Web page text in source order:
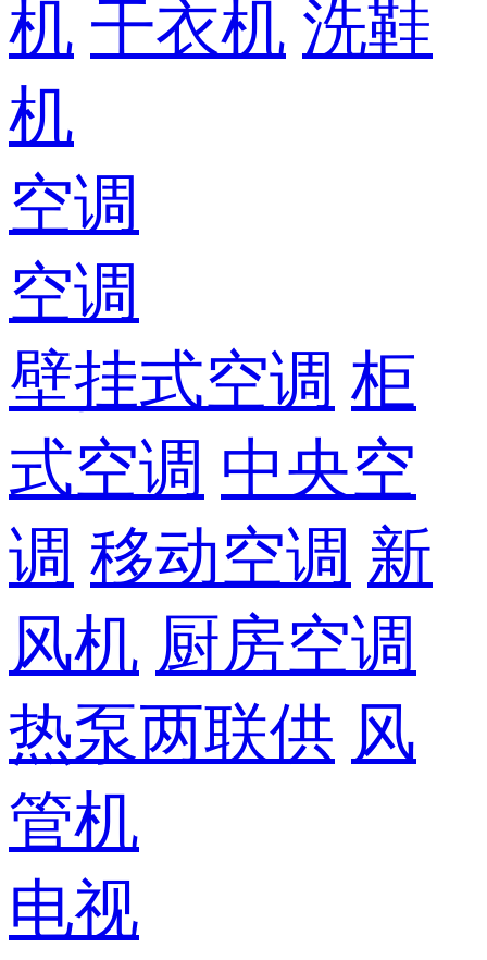
机 干衣机 洗鞋
机
空调
空调
壁挂式空调 柜
式空调 中央空
调 移动空调 新
风机 厨房空调
热泵两联供 风
管机
电视